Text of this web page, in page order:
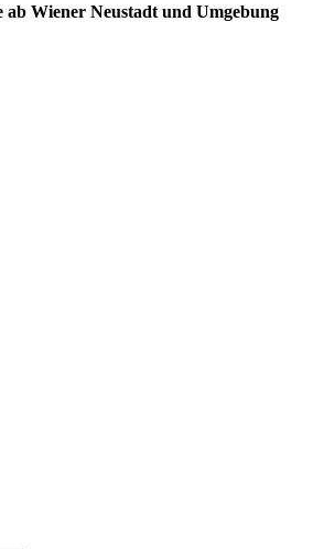
ab Wiener Neustadt und Umgebung